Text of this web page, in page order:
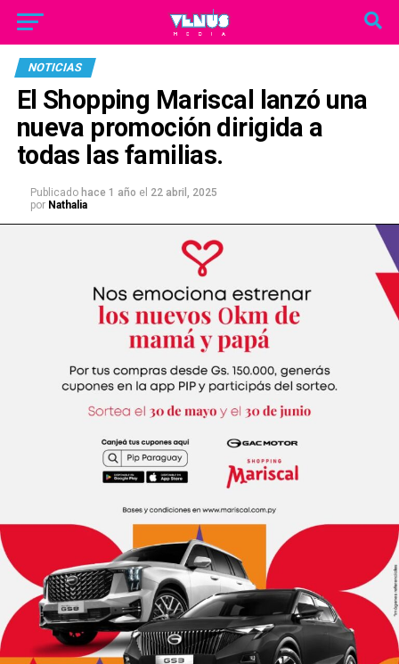
NOTICIAS
El Shopping Mariscal lanzó una
nueva promoción dirigida a
todas las familias.
Publicado hace 1 año el 22 abril, 2025
por Nathalia